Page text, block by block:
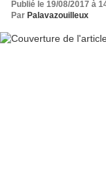
Publié le 19/08/2017 à
Par Palavazouilleux